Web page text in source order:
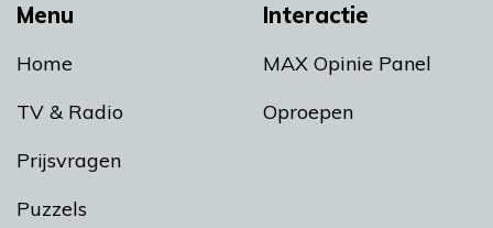
Menu
Home
TV & Radio
Prijsvragen
Puzzels
Interactie
MAX Opinie Panel
Oproepen